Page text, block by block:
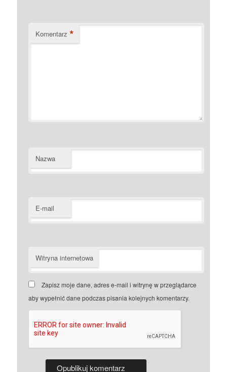
Komentarz *
Nazwa
E-mail
Witryna internetowa
Zapisz moje dane, adres e-mail i witrynę w przeglądarce
aby wypełnić dane podczas pisania kolejnych komentarzy.